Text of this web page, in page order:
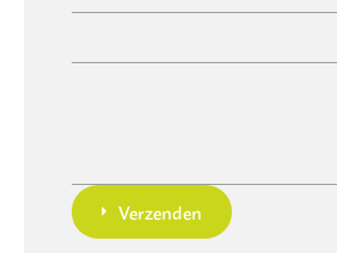
Verzenden